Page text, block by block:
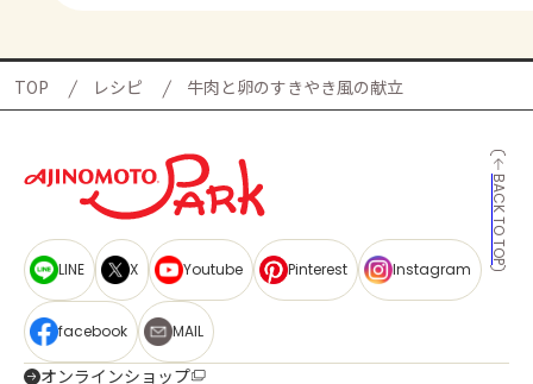
TOP レシピ 牛肉と卵のすきやき風の献立
BACK TO TOP
LINE X Youtube Pinterest Instagram
facebook MAIL
オンラインショップ